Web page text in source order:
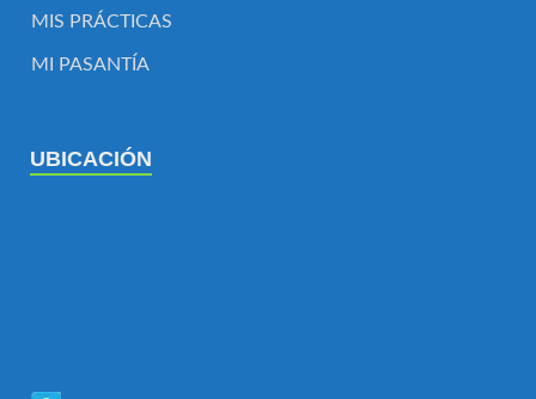
MIS PRÁCTICAS
MI PASANTÍA
UBICACIÓN